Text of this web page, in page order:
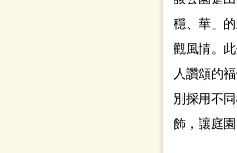
穩、華」
觀風情。
人讚頌的
別採用不
飾，讓庭